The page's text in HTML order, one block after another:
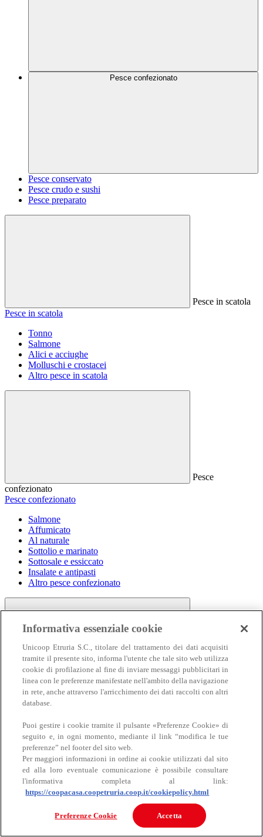
Pesce confezionato
Pesce conservato
Pesce crudo e sushi
Pesce preparato
Pesce in scatola
Pesce in scatola
Tonno
Salmone
Alici e acciughe
Molluschi e crostacei
Altro pesce in scatola
Pesce
confezionato
Pesce confezionato
Salmone
Affumicato
Al naturale
Sottolio e marinato
Sottosale e essiccato
Insalate e antipasti
Altro pesce confezionato
Carne
Carne
Bovino
Informativa essenziale cookie
Unicoop Etruria S.C., titolare del trattamento dei dati acquisiti
tramite il presente sito, informa l'utente che tale sito web utilizza
cookie di profilazione al fine di inviare messaggi pubblicitari in
linea con le preferenze manifestate nell'ambito della navigazione
in rete, anche attraverso l'arricchimento dei dati raccolti con altri
database.
Puoi gestire i cookie tramite il pulsante «Preferenze Cookie» di
seguito e, in ogni momento, mediante il link “modifica le tue
preferenze” nel footer del sito web.
Per maggiori informazioni in ordine ai cookie utilizzati dal sito
ed alla loro eventuale comunicazione è possibile consultare
l'informativa completa al link:
https://coopacasa.coopetruria.coop.it/cookiepolicy.html
Preferenze Cookie Accetta